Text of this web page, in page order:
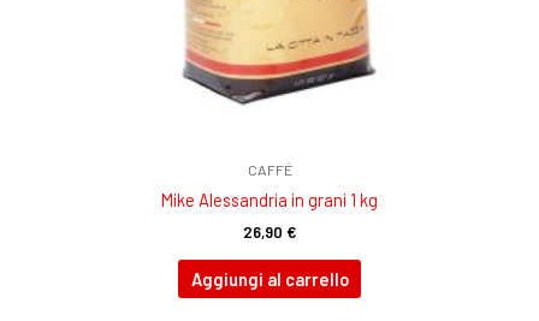
CAFFÉ
Mike Alessandria in grani 1 kg
26,90 €
Aggiungi al carrello